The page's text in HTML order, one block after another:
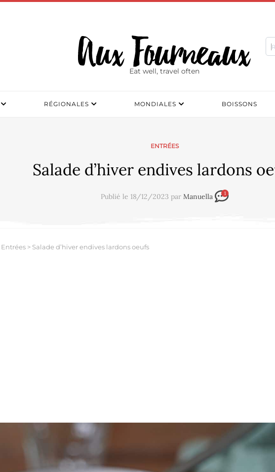
Eat well, travel often
RÉGIONALES MONDIALES BOISSONS
ENTRÉES
Salade d’hiver endives lardons
Publié le 18/12/2023 par Manuella 1
Entrées > Salade d’hiver endives lardons oeufs